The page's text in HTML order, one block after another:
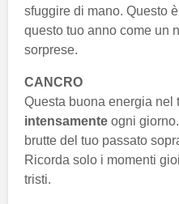
sfuggire di mano. Questo
questo tuo anno come un
sorprese.
CANCRO
Questa buona energia nel
intensamente ogni
brutte del tuo passato
Ricorda solo i momenti
tristi.